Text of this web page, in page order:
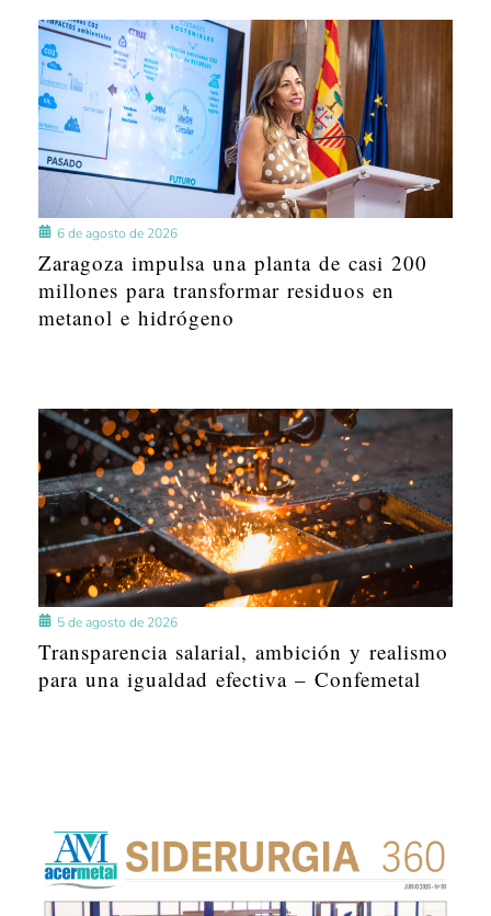
6 de agosto de 2026
Zaragoza impulsa una planta de casi 200
millones para transformar residuos en
metanol e hidrógeno
5 de agosto de 2026
Transparencia salarial, ambición y realismo
para una igualdad efectiva – Confemetal